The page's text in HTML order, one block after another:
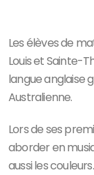
Les élèves de
Louis et Sainte-
langue anglaise
Australienne.
Lors de ses
aborder en
aussi les